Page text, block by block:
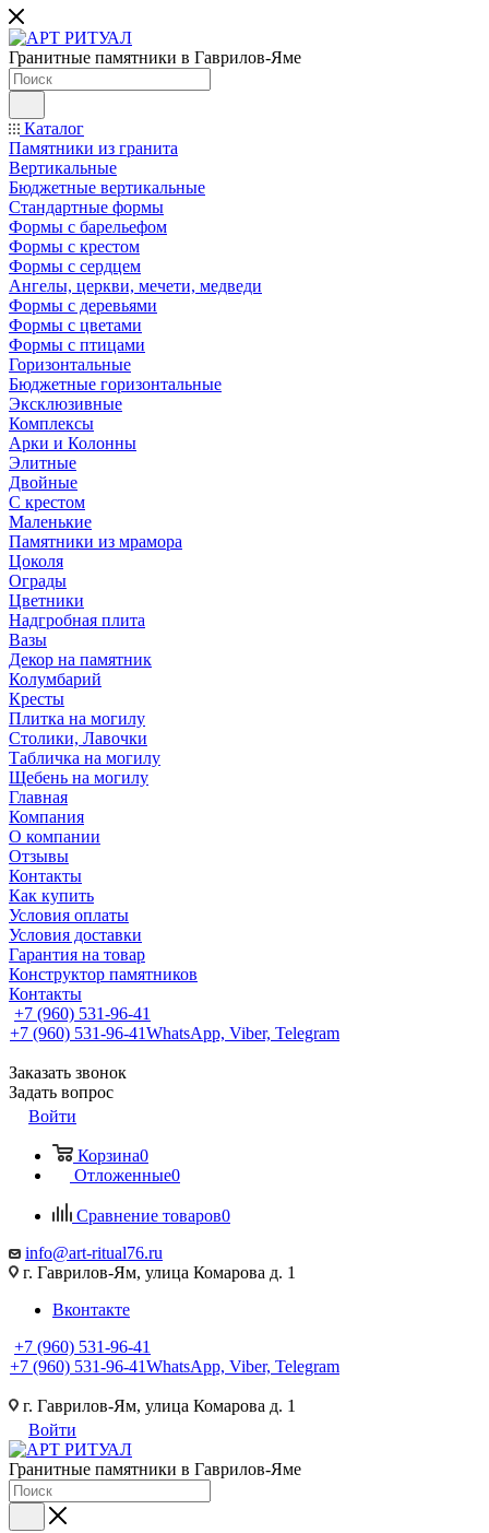
Гранитные памятники в Гаврилов-Яме
Каталог
Памятники из гранита
Вертикальные
Бюджетные вертикальные
Стандартные формы
Формы с барельефом
Формы с крестом
Формы с сердцем
Ангелы, церкви, мечети, медведи
Формы с деревьями
Формы с цветами
Формы с птицами
Горизонтальные
Бюджетные горизонтальные
Эксклюзивные
Комплексы
Арки и Колонны
Элитные
Двойные
С крестом
Маленькие
Памятники из мрамора
Цоколя
Ограды
Цветники
Надгробная плита
Вазы
Декор на памятник
Колумбарий
Кресты
Плитка на могилу
Столики, Лавочки
Табличка на могилу
Щебень на могилу
Главная
Компания
О компании
Отзывы
Контакты
Как купить
Условия оплаты
Условия доставки
Гарантия на товар
Конструктор памятников
Контакты
+7 (960) 531-96-41
+7 (960) 531-96-41WhatsApp, Viber, Telegram
Заказать звонок
Задать вопрос
Войти
Корзина0
Отложенные0
Сравнение товаров0
info@art-ritual76.ru
г. Гаврилов-Ям, улица Комарова д. 1
Вконтакте
+7 (960) 531-96-41
+7 (960) 531-96-41WhatsApp, Viber, Telegram
г. Гаврилов-Ям, улица Комарова д. 1
Войти
Гранитные памятники в Гаврилов-Яме